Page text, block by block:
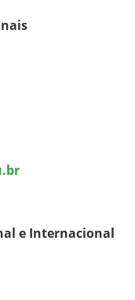
e Internacional